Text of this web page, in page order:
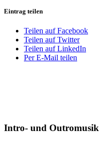
Eintrag teilen
Teilen auf Facebook
Teilen auf Twitter
Teilen auf LinkedIn
Per E-Mail teilen
Intro- und Outromusik